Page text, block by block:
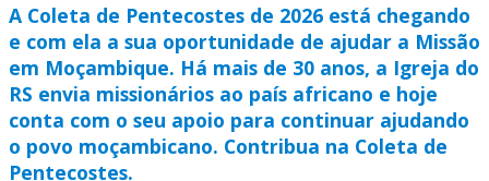
A Coleta de Pentecostes de 2026 está chegando
e com ela a sua oportunidade de ajudar a Missão
em Moçambique. Há mais de 30 anos, a Igreja do
RS envia missionários ao país africano e hoje
conta com o seu apoio para continuar ajudando
o povo moçambicano. Contribua na Coleta de
Pentecostes.